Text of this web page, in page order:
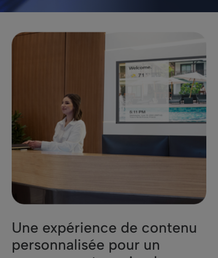
Une expérience de contenu
personnalisée pour un